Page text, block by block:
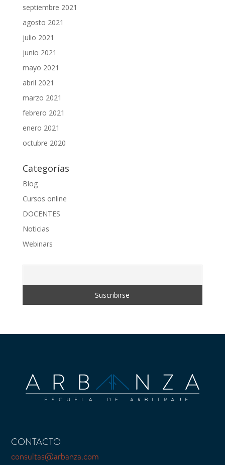
septiembre 2021
agosto 2021
julio 2021
junio 2021
mayo 2021
abril 2021
marzo 2021
febrero 2021
enero 2021
octubre 2020
Categorías
Blog
Cursos online
DOCENTES
Noticias
Webinars
CONTACTO
consultas@arbanza.com